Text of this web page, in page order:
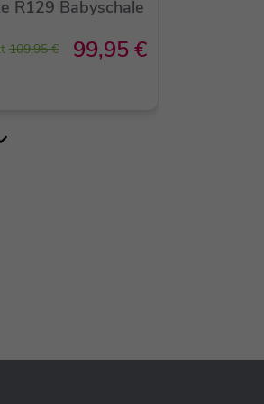
R129 Babyschale
109,95 € 99,95 €